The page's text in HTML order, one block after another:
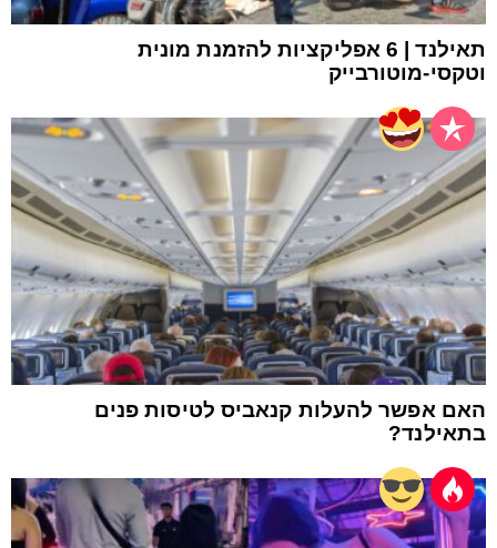
תאילנד | 6 אפליקציות להזמנת מונית
וטקסי-מוטורבייק
האם אפשר להעלות קנאביס לטיסות פנים
בתאילנד?